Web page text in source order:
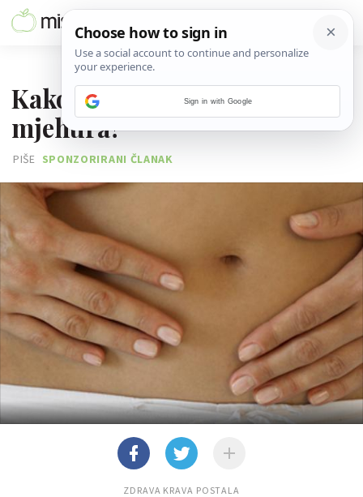
Kako liječiti učestalu upalu
mjehura?
PIŠE SPONZORIRANI ČLANAK
ZDRAVA KRAVA POSTALA
Sign in with Google